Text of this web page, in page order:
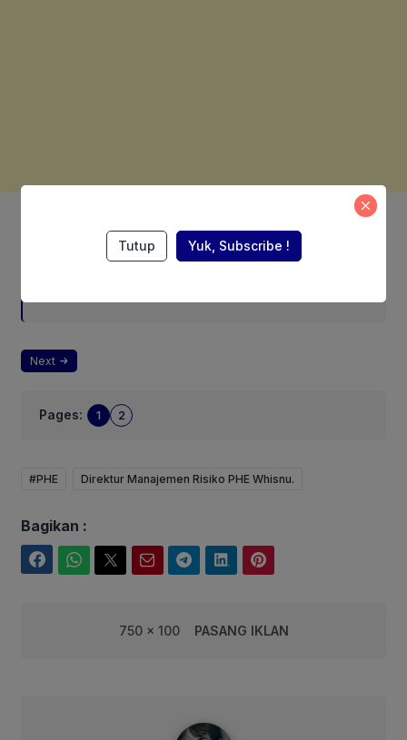
Laba Anak Usaha PIEP di Prancis
Next
Pages: 1 2
#PHE Direktur Manajemen Risiko PHE Whisnu.
Bagikan :
750 x 100 PASANG IKLAN
Tutup Yuk, Subscribe !